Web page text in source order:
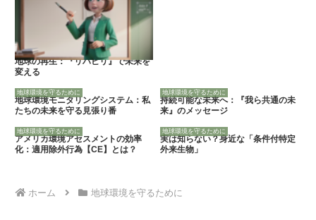
地球の再生：『リハビリ』で未来を
変える
地球環境を守るために
地球環境モニタリングシステム：私
たちの未来を守る見張り番
地球環境を守るために
持続可能な未来へ：『我ら共通の未
来』のメッセージ
地球環境を守るために
アメリカ環境アセスメントの効率
化：適用除外行為【CE】とは？
地球環境を守るために
実は知らない？身近な「条件付特定
外来生物」
ホーム 地球環境を守るために